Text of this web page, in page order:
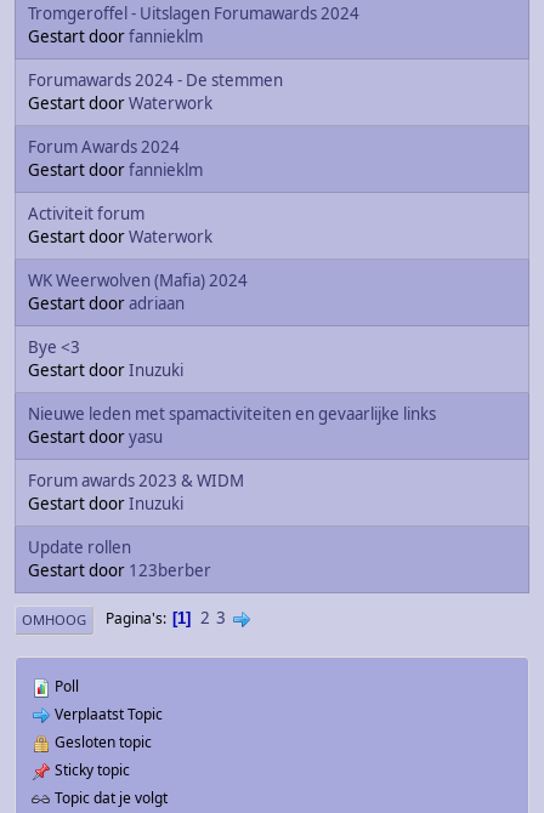
Tromgeroffel - Uitslagen Forumawards 2024
Gestart doorfannieklm
Forumawards 2024 - De stemmen
Gestart doorWaterwork
Forum Awards 2024
Gestart doorfannieklm
Activiteit forum
Gestart doorWaterwork
WK Weerwolven (Mafia) 2024
Gestart dooradriaan
Bye <3
Gestart doorInuzuki
Nieuwe leden met spamactiviteiten en gevaarlijke links
Gestart dooryasu
Forum awards 2023 & WIDM
Gestart doorInuzuki
Update rollen
Gestart door 123berber
OMHOOG Pagina's 1 2 3
Poll
Verplaatst Topic
Gesloten topic
Sticky topic
Topic dat je volgt